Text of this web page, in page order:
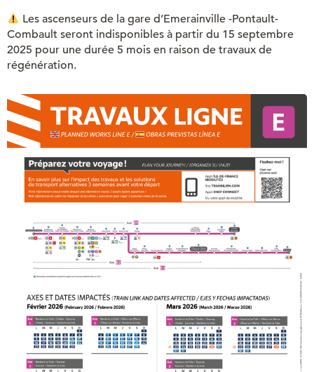
Les ascenseurs de la gare d’Emerainville -Pontault-
Combault seront indisponibles à partir du 15 septembre
2025 pour une durée 5 mois en raison de travaux de
régénération.